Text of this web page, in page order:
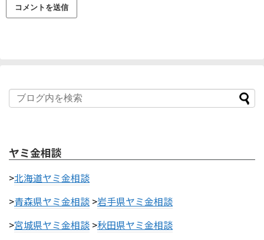
ヤミ金相談
>北海道ヤミ金相談
>青森県ヤミ金相談 >岩手県ヤミ金相談
>宮城県ヤミ金相談 >秋田県ヤミ金相談